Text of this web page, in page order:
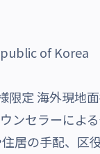
of Korea
定 海外現地
ンセラーによ
居の手配、区